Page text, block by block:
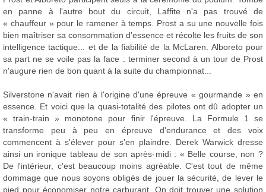
en panne à l'autre bout du circuit, Laffite n'a pas trouvé de
« chauffeur » pour le ramener à temps. Prost a su une nouvelle fois
bien maîtriser sa consommation d'essence et récolte les fruits de son
intelligence tactique... et de la fiabilité de la McLaren. Alboreto pour
sa part ne se voile pas la face : terminer second à un tour de Prost
n'augure rien de bon quant à la suite du championnat...
Silverstone n'avait rien à l'origine d'une épreuve « gourmande » en
essence. Et voici que la quasi-totalité des pilotes ont dû adopter un
« train-train » monotone pour finir l'épreuve. La Formule 1 se
transforme peu à peu en épreuve d'endurance et des voix
commencent à s'élever pour s'en plaindre. Derek Warwick dresse
ainsi un ironique tableau de son après-midi : « Belle course, non ?
De l'intérieur, c'est beaucoup moins agréable. C'est tout de même
dommage que nous soyons obligés de jouer la sécurité, de lever le
pied pour économiser notre carburant. On doit trouver une solution